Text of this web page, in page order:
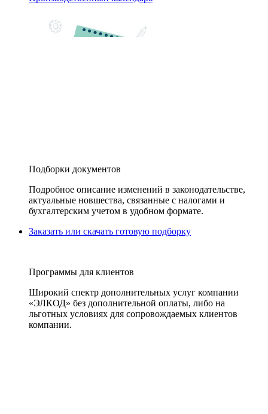
Подборки документов
Подробное описание изменений в законодательстве,
актуальные новшества, связанные с налогами и
бухгалтерским учетом в удобном формате.
Заказать или скачать готовую подборку
Программы для клиентов
Широкий спектр дополнительных услуг компании
«ЭЛКОД» без дополнительной оплаты, либо на
льготных условиях для сопровождаемых клиентов
компании.